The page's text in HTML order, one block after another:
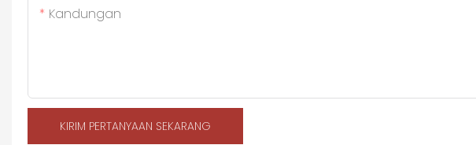
Kandungan
KIRIM PERTANYAAN SEKARANG